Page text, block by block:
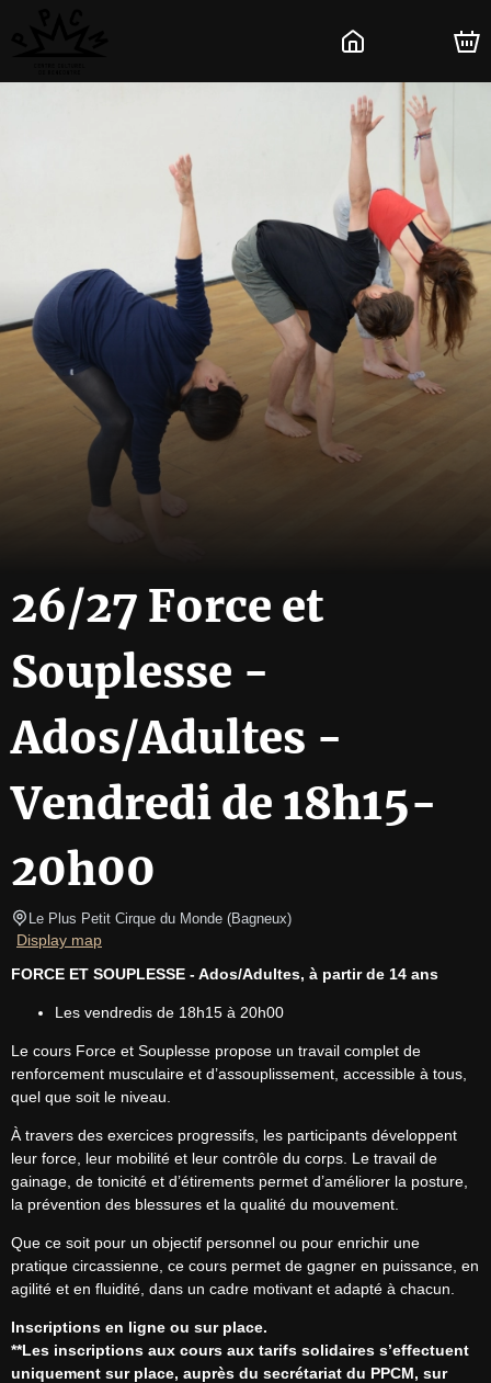
26/27 Force et
Souplesse -
Ados/Adultes -
Vendredi de 18h15-
20h00
Le Plus Petit Cirque du Monde (Bagneux)
Display map
FORCE ET SOUPLESSE - Ados/Adultes, à partir de 14 ans
Les vendredis de 18h15 à 20h00
Le cours Force et Souplesse propose un travail complet de
renforcement musculaire et d’assouplissement, accessible à tous,
quel que soit le niveau.
À travers des exercices progressifs, les participants développent
leur force, leur mobilité et leur contrôle du corps. Le travail de
gainage, de tonicité et d’étirements permet d’améliorer la posture,
la prévention des blessures et la qualité du mouvement.
Que ce soit pour un objectif personnel ou pour enrichir une
pratique circassienne, ce cours permet de gagner en puissance, en
agilité et en fluidité, dans un cadre motivant et adapté à chacun.
Inscriptions en ligne ou sur place.
**Les inscriptions aux cours aux tarifs solidaires s’effectuent
uniquement sur place, auprès du secrétariat du PPCM, sur